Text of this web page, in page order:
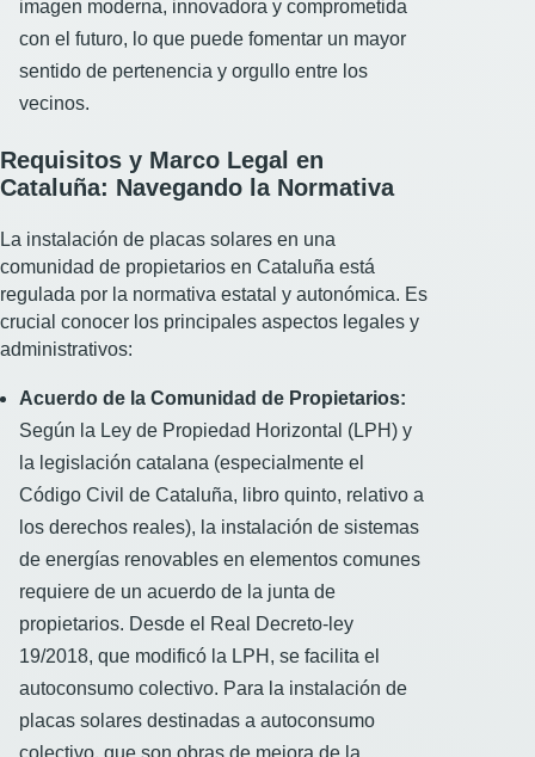
imagen moderna, innovadora y comprometida
con el futuro, lo que puede fomentar un mayor
sentido de pertenencia y orgullo entre los
vecinos.
Requisitos y Marco Legal en
Cataluña: Navegando la Normativa
La instalación de placas solares en una
comunidad de propietarios en Cataluña está
regulada por la normativa estatal y autonómica. Es
crucial conocer los principales aspectos legales y
administrativos:
Acuerdo de la Comunidad de Propietarios:
Según la Ley de Propiedad Horizontal (LPH) y
la legislación catalana (especialmente el
Código Civil de Cataluña, libro quinto, relativo a
los derechos reales), la instalación de sistemas
de energías renovables en elementos comunes
requiere de un acuerdo de la junta de
propietarios. Desde el Real Decreto-ley
19/2018, que modificó la LPH, se facilita el
autoconsumo colectivo. Para la instalación de
placas solares destinadas a autoconsumo